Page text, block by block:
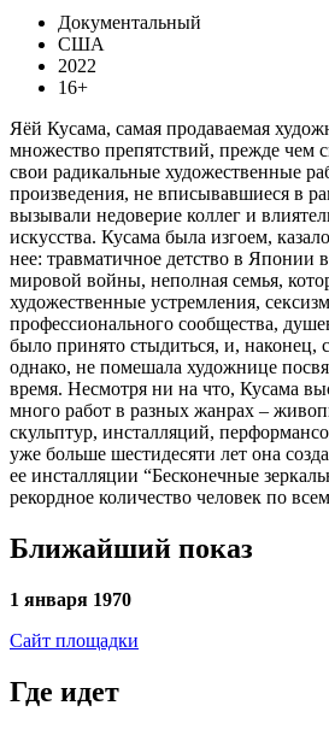
Документальный
США
2022
16+
Яёй Кусама, самая продаваемая
множество препятствий, прежде чем
свои радикальные художественные
произведения, не вписывавшиеся в
вызывали недоверие коллег и
искусства. Кусама была изгоем,
нее: травматичное детство в Японии
мировой войны, неполная семья,
художественные устремления,
профессионального сообщества,
было принято стыдиться, и, наконец,
однако, не помешала художнице
время. Несмотря ни на что, Кусама
много работ в разных жанрах –
скульптур, инсталляций,
уже больше шестидесяти лет она
ее инсталляции “Бесконечные
рекордное количество человек по
Ближайший показ
1 января 1970
Сайт площадки
Где идет